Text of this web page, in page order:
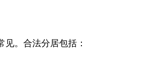
。合法分居包括：